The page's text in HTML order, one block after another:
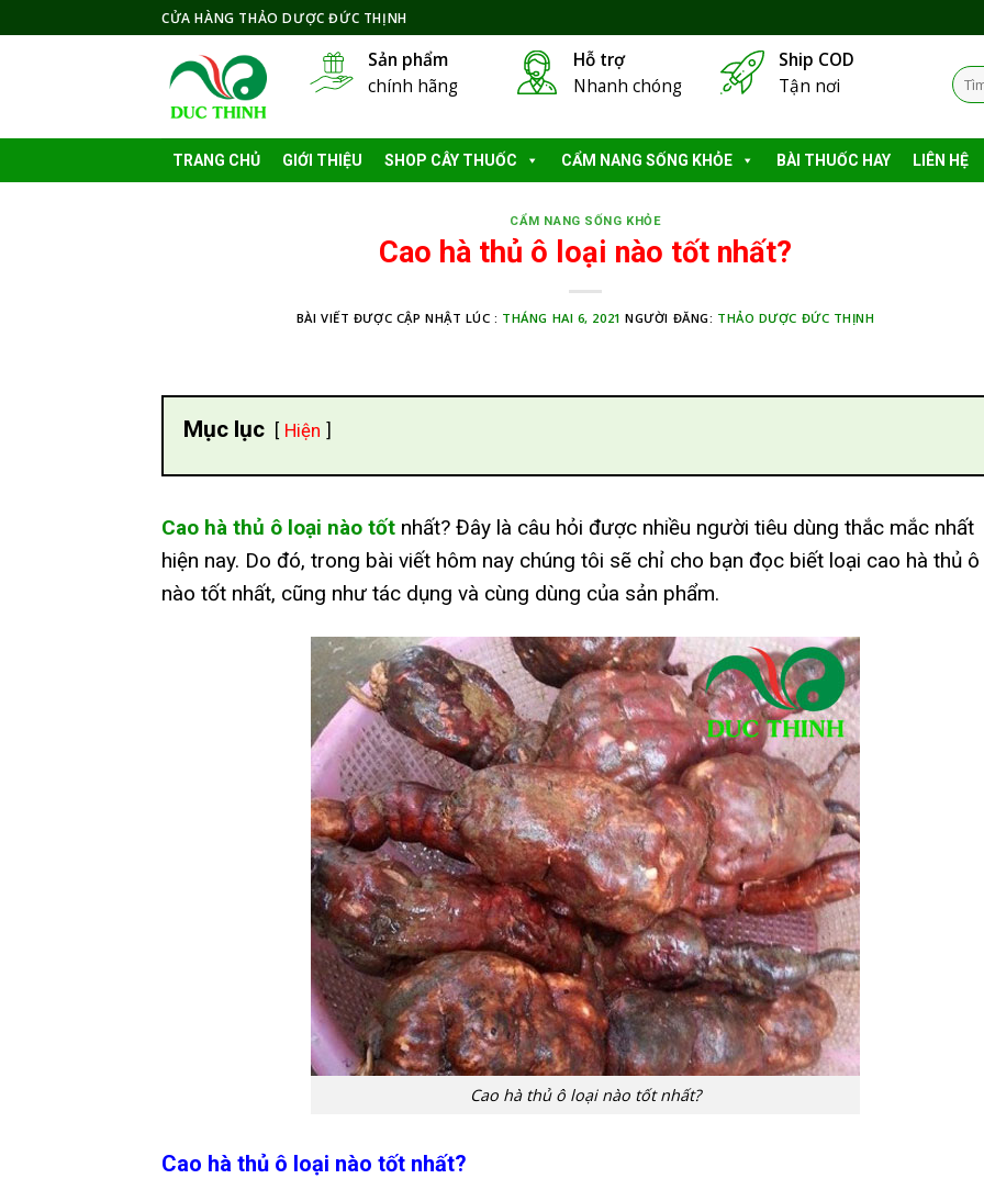
to
CỬA HÀNG THẢO DƯỢC ĐỨC THỊNH
Sản phẩm
chính hãng
Hỗ trợ
Nhanh chóng
Ship COD
Tận nơi
Tìm
kiếm:
TRANG CHỦ GIỚI THIỆU SHOP CÂY THUỐC CẨM NANG SỐNG KHỎE BÀI THUỐC HAY LIÊN HỆ
CẨM NANG SỐNG KHỎE
Cao hà thủ ô loại nào tốt nhất?
BÀI VIẾT ĐƯỢC CẬP NHẬT LÚC : THÁNG HAI 6, 2021 NGƯỜI ĐĂNG: THẢO DƯỢC ĐỨC THỊNH
Mục lục Hiện
Cao hà thủ ô loại nào tốt nhất? Đây là câu hỏi được nhiều người tiêu dùng thắc mắc nhất
hiện nay. Do đó, trong bài viết hôm nay chúng tôi sẽ chỉ cho bạn đọc biết loại cao hà thủ ô
nào tốt nhất, cũng như tác dụng và cùng dùng của sản phẩm.
Cao hà thủ ô loại nào tốt nhất?
Cao hà thủ ô loại nào tốt nhất?